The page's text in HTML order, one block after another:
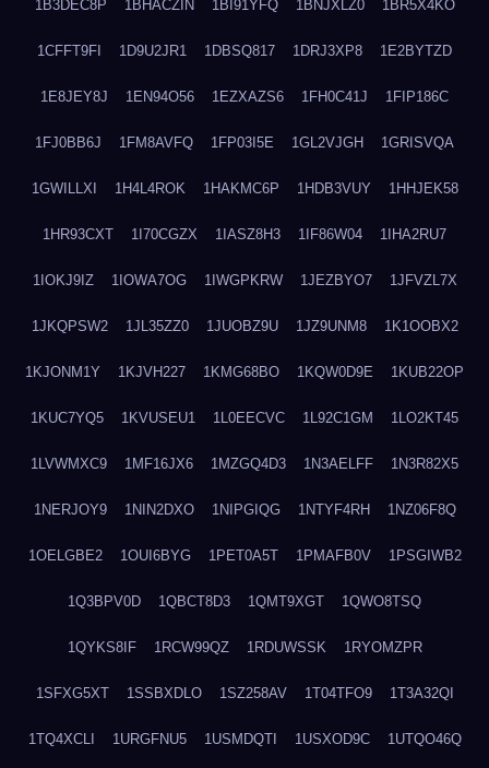
1B3DEC8P 1BHACZIN 1BI91YFQ 1BNJXLZ0 1BR5X4KO
1CFFT9FI 1D9U2JR1 1DBSQ817 1DRJ3XP8 1E2BYTZD
1E8JEY8J 1EN94O56 1EZXAZS6 1FH0C41J 1FIP186C
1FJ0BB6J 1FM8AVFQ 1FP03I5E 1GL2VJGH 1GRISVQA
1GWILLXI 1H4L4ROK 1HAKMC6P 1HDB3VUY 1HHJEK58
1HR93CXT 1I70CGZX 1IASZ8H3 1IF86W04 1IHA2RU7
1IOKJ9IZ 1IOWA7OG 1IWGPKRW 1JEZBYO7 1JFVZL7X
1JKQPSW2 1JL35ZZ0 1JUOBZ9U 1JZ9UNM8 1K1OOBX2
1KJONM1Y 1KJVH227 1KMG68BO 1KQW0D9E 1KUB22OP
1KUC7YQ5 1KVUSEU1 1L0EECVC 1L92C1GM 1LO2KT45
1LVWMXC9 1MF16JX6 1MZGQ4D3 1N3AELFF 1N3R82X5
1NERJOY9 1NIN2DXO 1NIPGIQG 1NTYF4RH 1NZ06F8Q
1OELGBE2 1OUI6BYG 1PET0A5T 1PMAFB0V 1PSGIWB2
1Q3BPV0D 1QBCT8D3 1QMT9XGT 1QWO8TSQ
1QYKS8IF 1RCW99QZ 1RDUWSSK 1RYOMZPR
1SFXG5XT 1SSBXDLO 1SZ258AV 1T04TFO9 1T3A32QI
1TQ4XCLI 1URGFNU5 1USMDQTI 1USXOD9C 1UTQO46Q